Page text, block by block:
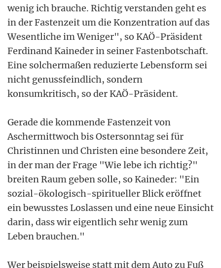
wenig ich brauche. Richtig verstanden geht es
in der Fastenzeit um die Konzentration auf das
Wesentliche im Weniger", so KAÖ-Präsident
Ferdinand Kaineder in seiner Fastenbotschaft.
Eine solchermaßen reduzierte Lebensform sei
nicht genussfeindlich, sondern
konsumkritisch, so der KAÖ-Präsident.
Gerade die kommende Fastenzeit von
Aschermittwoch bis Ostersonntag sei für
Christinnen und Christen eine besondere Zeit,
in der man der Frage "Wie lebe ich richtig?"
breiten Raum geben solle, so Kaineder: "Ein
sozial-ökologisch-spiritueller Blick eröffnet
ein bewusstes Loslassen und eine neue Einsicht
darin, dass wir eigentlich sehr wenig zum
Leben brauchen."
Wer beispielsweise statt mit dem Auto zu Fuß